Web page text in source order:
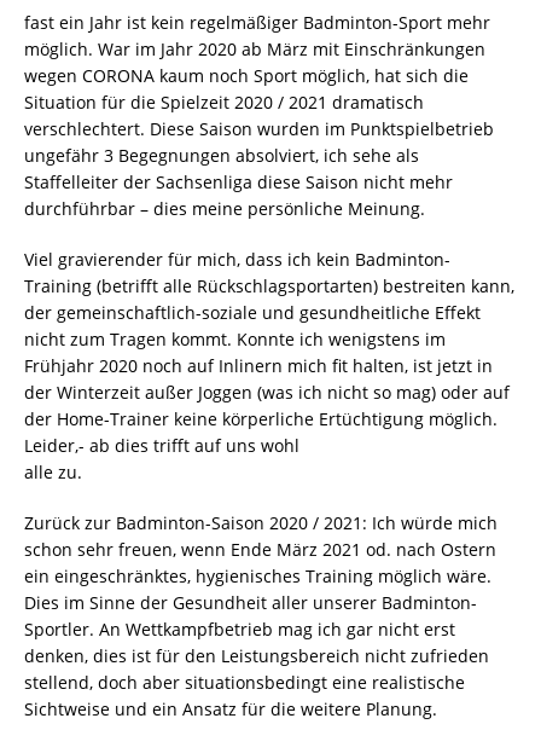
fast ein Jahr ist kein regelmäßiger Badminton-Sport mehr
möglich. War im Jahr 2020 ab März mit Einschränkungen
wegen CORONA kaum noch Sport möglich, hat sich die
Situation für die Spielzeit 2020 / 2021 dramatisch
verschlechtert. Diese Saison wurden im Punktspielbetrieb
ungefähr 3 Begegnungen absolviert, ich sehe als
Staffelleiter der Sachsenliga diese Saison nicht mehr
durchführbar – dies meine persönliche Meinung.
Viel gravierender für mich, dass ich kein Badminton-
Training (betrifft alle Rückschlagsportarten) bestreiten kann,
der gemeinschaftlich-soziale und gesundheitliche Effekt
nicht zum Tragen kommt. Konnte ich wenigstens im
Frühjahr 2020 noch auf Inlinern mich fit halten, ist jetzt in
der Winterzeit außer Joggen (was ich nicht so mag) oder auf
der Home-Trainer keine körperliche Ertüchtigung möglich.
Leider,- ab dies trifft auf uns wohl
alle zu.
Zurück zur Badminton-Saison 2020 / 2021: Ich würde mich
schon sehr freuen, wenn Ende März 2021 od. nach Ostern
ein eingeschränktes, hygienisches Training möglich wäre.
Dies im Sinne der Gesundheit aller unserer Badminton-
Sportler. An Wettkampfbetrieb mag ich gar nicht erst
denken, dies ist für den Leistungsbereich nicht zufrieden
stellend, doch aber situationsbedingt eine realistische
Sichtweise und ein Ansatz für die weitere Planung.